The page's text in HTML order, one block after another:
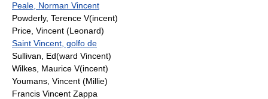
Peale, Norman Vincent
Powderly, Terence V(incent)
Price, Vincent (Leonard)
Saint Vincent, golfo de
Sullivan, Ed(ward Vincent)
Wilkes, Maurice V(incent)
Youmans, Vincent (Millie)
Francis Vincent Zappa